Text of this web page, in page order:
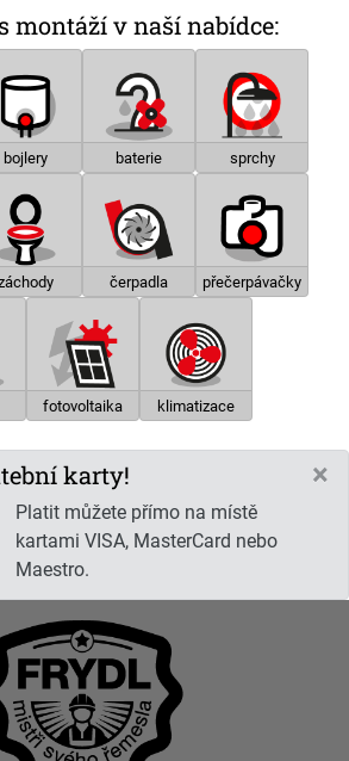
montáží v naší nabídce:
bojlery baterie sprchy
čerpadla přečerpávačky
fotovoltaika klimatizace
karty! ×
Platit můžete přímo na místě
kartami VISA, MasterCard nebo
Maestro.